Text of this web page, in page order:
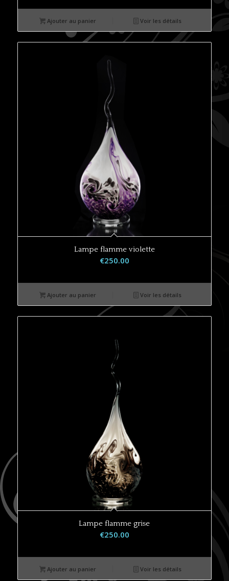
Ajouter au panier Voir les détails
Lampe flamme violette
€250.00
Ajouter au panier Voir les détails
Lampe flamme grise
€250.00
Ajouter au panier Voir les détails